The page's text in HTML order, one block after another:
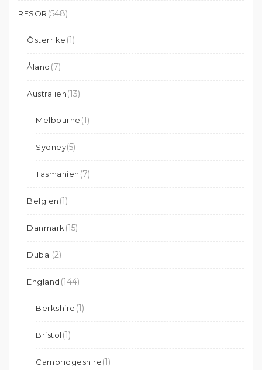
RESOR (548)
Österrike (1)
Åland (7)
Australien(13)
Melbourne (1)
Sydney(5)
Tasmanien (7)
Belgien (1)
Danmark (15)
Dubai(2)
England (144)
Berkshire (1)
Bristol (1)
Cambridgeshire(1)